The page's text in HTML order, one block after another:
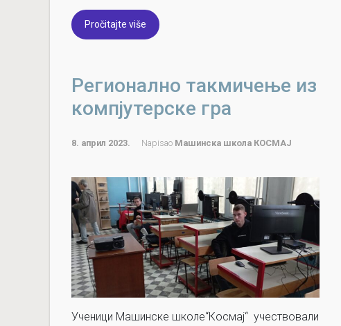
Pročitajte više
Регионално такмичење из
компјутерске гра
8. април 2023. Napisao Машинска школа КОСМАЈ
Ученици Машинске школе“Космај“ учествовали